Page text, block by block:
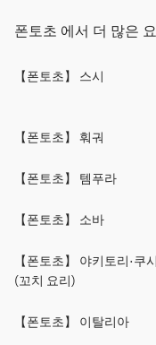
폰토초 에서 더 많은
【폰토초】 스시
【폰토초】 훠궈
【폰토초】 템푸라
【폰토초】 소바
【폰토초】 야키토리·쿠
(꼬치 요리)
【폰토초】 이탈리아